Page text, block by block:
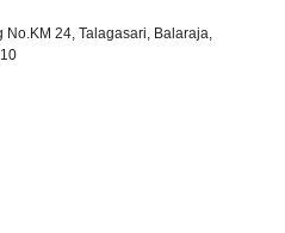
No.KM 24, Talagasari, Balaraja,